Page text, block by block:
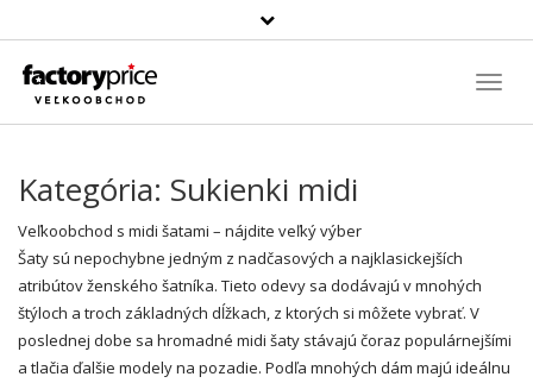
Szukaj
produktu
Kategória: Sukienki midi
Veľkoobchod s midi šatami – nájdite veľkývýber
Šaty sú nepochybne jedným z nadčasových a najklasickejších
atribútov ženského šatníka. Tieto odevy sa dodávajú v mnohých
štýloch a troch základných dĺžkach, z ktorých si môžete vybrať. V
poslednej dobe sa hromadné midi šaty stávajú čoraz populárnejšími
a tlačia ďalšie modely na pozadie. Podľa mnohých dám majú ideálnu